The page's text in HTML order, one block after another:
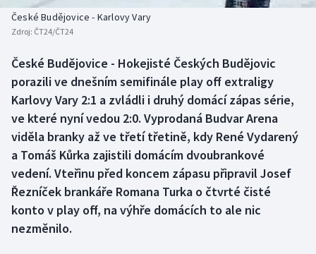
Biatlon
Box
Curling
Dostihy
Florbal
Futsal
Aplikace ČT sport
České Budějovice - Karlovy Vary
Zdroj: ČT24/ČT24
České Budějovice - Hokejisté Českých Budějovic
porazili ve dnešním semifinále play off extraligy
Karlovy Vary 2:1 a zvládli i druhý domácí zápas série,
ve které nyní vedou 2:0. Vyprodaná Budvar Arena
viděla branky až ve třetí třetině, kdy René Vydarený
a Tomáš Kůrka zajistili domácím dvoubrankové
vedení. Vteřinu před koncem zápasu připravil Josef
Řezníček brankáře Romana Turka o čtvrté čisté
konto v play off, na výhře domácích to ale nic
nezměnilo.